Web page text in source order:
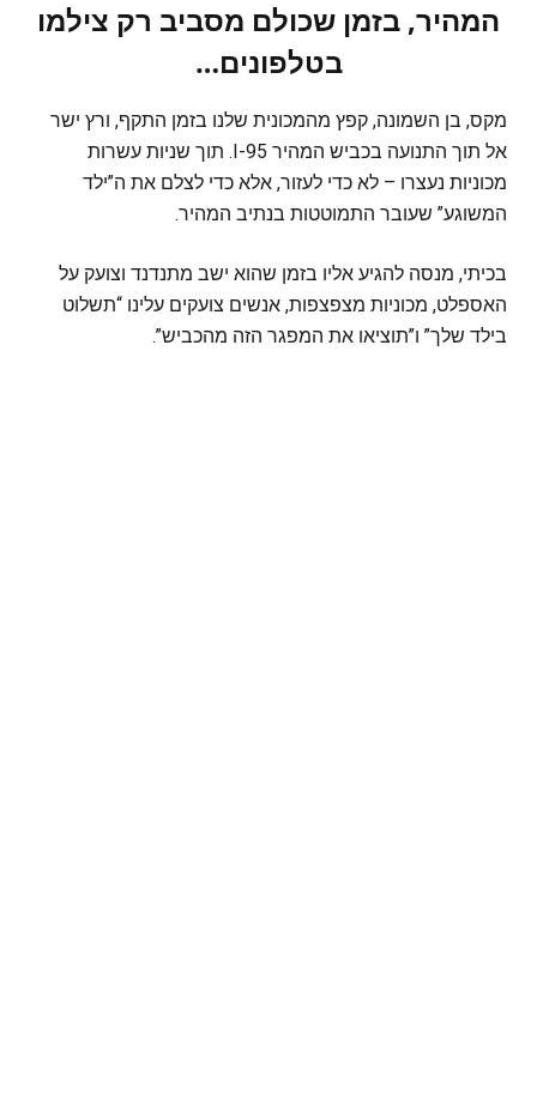
המהיר, בזמן שכולם מסביב רק צילמו
בטלפונים…
מקס, בן השמונה, קפץ מהמכונית שלנו בזמן התקף, ורץ ישר
אל תוך התנועה בכביש המהיר I-95. תוך שניות עשרות
מכוניות נעצרו – לא כדי לעזור, אלא כדי לצלם את ה”ילד
המשוגע” שעובר התמוטטות בנתיב המהיר.
בכיתי, מנסה להגיע אליו בזמן שהוא ישב מתנדנד וצועק על
האספלט, מכוניות מצפצפות, אנשים צועקים עלינו “תשלוט
בילד שלך” ו”תוציאו את המפגר הזה מהכביש”.